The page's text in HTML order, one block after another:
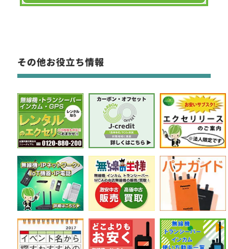
その他お役立ち情報